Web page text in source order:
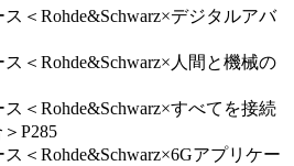
＜Rohde&Schwarz×デジタルアバ
＜Rohde&Schwarz×人間と機械の
＜Rohde&Schwarz×すべてを接続
P285
＜Rohde&Schwarz×6Gアプリケー